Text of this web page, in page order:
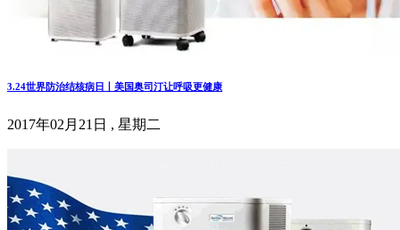
3.24世界防治结核病日丨美国奥司汀让呼吸更健康
2017年02月21日 , 星期二